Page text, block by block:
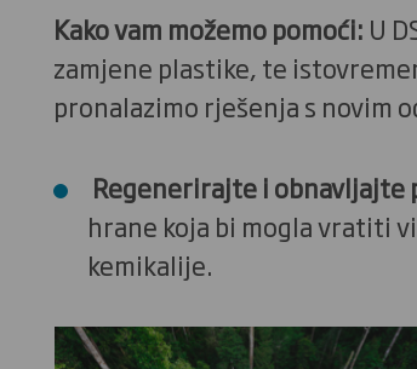
Kako vam možemo pomoći: U
zamjene plastike, te
pronalazimo rješenja s novim
Regenerirajte i obnavljajte
hrane koja bi mogla vratiti
kemikalije.